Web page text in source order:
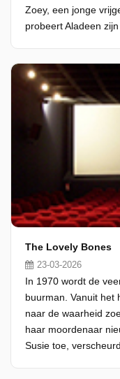
Zoey, een jonge
probeert Aladeen
The Lovely Bones
23-03-2026
In 1970 wordt de
buurman. Vanuit het
naar de waarheid
haar moordenaar
Susie toe,